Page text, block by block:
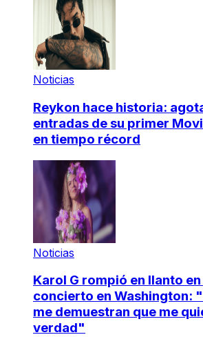
Noticias
Reykon hace historia:
entradas de su primer
en tiempo récord
Noticias
Karol G rompió en llanto
concierto en Washington:
me demuestran que me
verdad"